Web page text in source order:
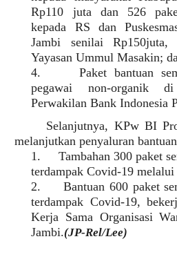
Rp110 juta dan 526
kepada RS dan
Jambi senilai Rp150juta,
Yayasan Ummul Masakin;
4.
Paket bantuan
pegawai non-organik
Perwakilan Bank Indonesia
Selanjutnya, KPw BI
melanjutkan penyaluran
1.
Tambahan 300 paket
terdampak Covid-19 melalui
2.
Bantuan 600 paket
terdampak Covid-19,
Kerja Sama Organisasi
Jambi.(JP-Rel/Lee)